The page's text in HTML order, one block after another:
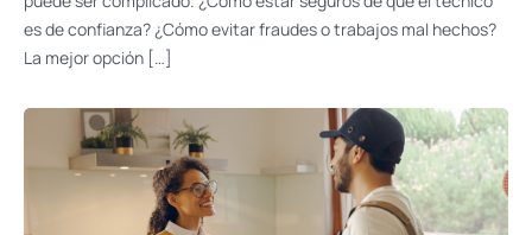
es de confianza? ¿Cómo evitar fraudes o trabajos mal hechos?
La mejor opción […]